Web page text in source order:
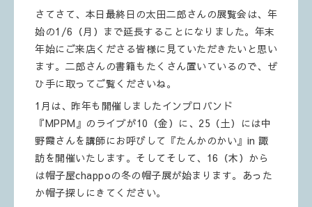
さてさて、本日最終日の太田二郎さんの展覧会は、年
始の1/6（月）まで延長することになりました。年末
年始にご来店くださる皆様に見ていただきたいと思い
ます。二郎さんの書籍もたくさん置いているので、ぜ
ひ手に取ってご覧くださいね。
1月は、昨年も開催しましたインプロバンド
『MPPM』のライブが10（金）に、25（土）には中
野霞さんを講師にお呼びして『たんかのかい』in 諏
訪を開催いたします。そしてそして、16（木）から
は帽子屋chappoの冬の帽子展が始まります。あった
か帽子探しにきてください。